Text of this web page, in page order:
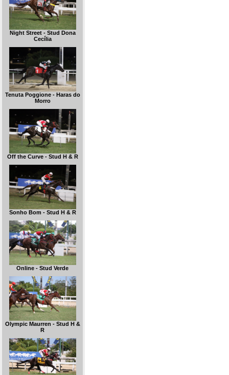
Night Street - Stud Dona
Cecília
Tenuta Poggione - Haras do
Morro
Off the Curve - Stud H & R
Sonho Bom - Stud H & R
Online - Stud Verde
Olympic Maurren - Stud H &
R